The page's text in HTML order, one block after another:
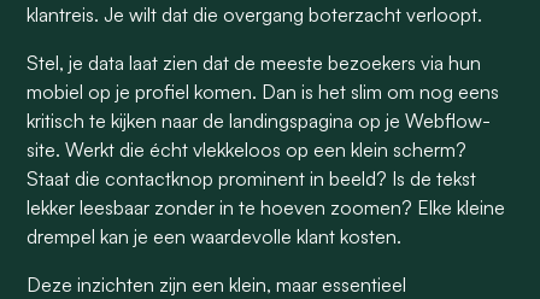
klantreis. Je wilt dat die overgang boterzacht verloopt.
Stel, je data laat zien dat de meeste bezoekers via hun
mobiel op je profiel komen. Dan is het slim om nog eens
kritisch te kijken naar de landingspagina op je Webflow-
site. Werkt die écht vlekkeloos op een klein scherm?
Staat die contactknop prominent in beeld? Is de tekst
lekker leesbaar zonder in te hoeven zoomen? Elke kleine
drempel kan je een waardevolle klant kosten.
Deze inzichten zijn een klein, maar essentieel